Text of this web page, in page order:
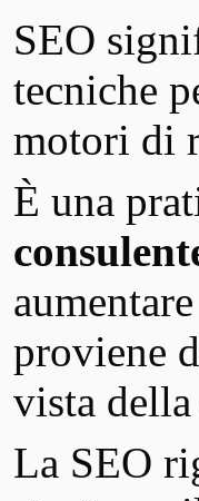
SEO
tecniche
motori di
È una
proviene
vista
La SEO